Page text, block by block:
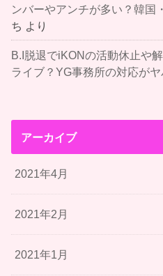
ンバーやアンチが多い？韓国
ち より
B.I脱退でiKONの活動休止や
ライブ？YG事務所の対応がヤ
アーカイブ
2021年4月
2021年2月
2021年1月